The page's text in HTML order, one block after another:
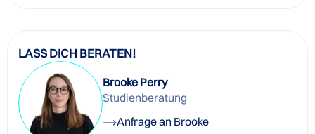
LASS DICH BERATEN!
Brooke Perry
Studienberatung
Anfrage an Brooke